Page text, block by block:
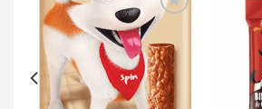
Adicionar
à lista de
desejos